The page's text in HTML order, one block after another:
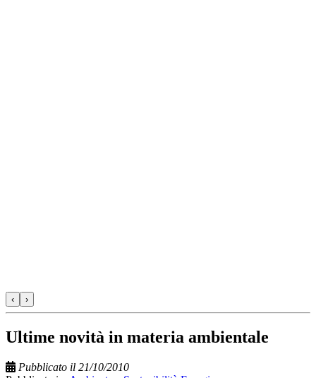
‹ ›
Ultime novità in materia ambientale
Pubblicato il 21/10/2010